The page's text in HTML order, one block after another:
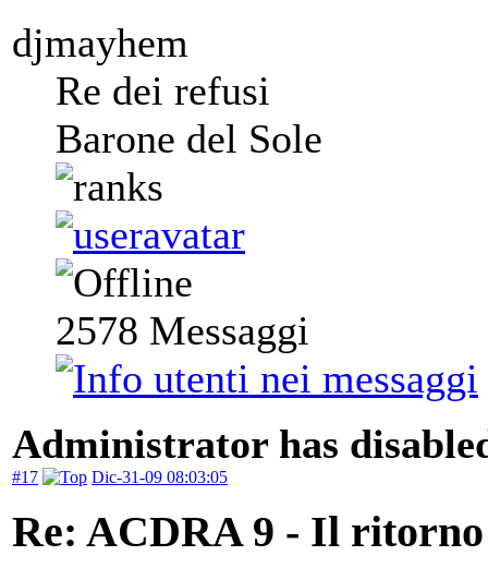
djmayhem
Re dei refusi
Barone del Sole
2578 Messaggi
Administrator has
#17 Dic-31-09 08:03:05
Re: ACDRA 9 - Il